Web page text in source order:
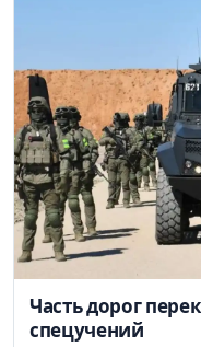
Часть дорог
спецучений